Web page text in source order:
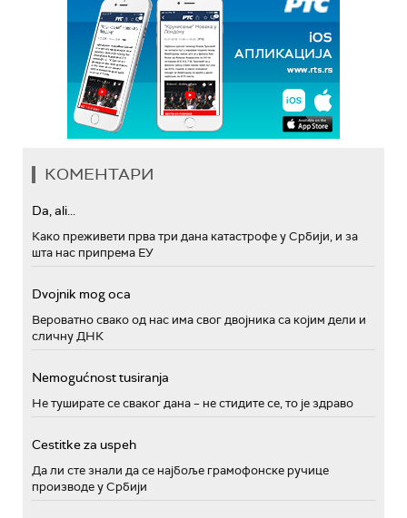
КОМЕНТАРИ
Da, ali...
Како преживети прва три дана катастрофе у Србији, и за
шта нас припрема ЕУ
Dvojnik mog oca
Вероватно свако од нас има свог двојника са којим дели и
сличну ДНК
Nemogućnost tusiranja
Не туширате се сваког дана – не стидите се, то је здраво
Cestitke za uspeh
Да ли сте знали да се најбоље грамофонске ручице
производе у Србији